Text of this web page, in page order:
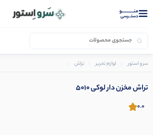
منــــــــــــو
دستــرسی
سرو استور لوازم تحریر تراش
تراش مخزن دار لوکی 5010
0.0